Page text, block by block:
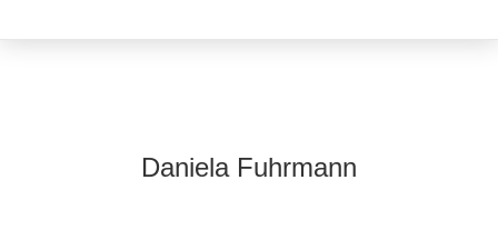
Daniela Fuhrmann